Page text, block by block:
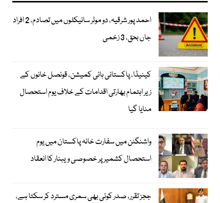
احمد پور شرقیہ، دو موٹر سائیکلوں میں تصادم، 2 افراد
جاں بحق، 3 زخمی
کینیڈا، پاکستانی ہائی کمیشن، قونصل خانوں کے
زیر اہتمام بھارتی اقدامات کے خلاف یوم استحصال
منایا گیا
واشنگٹن میں سفارت خانہ پاکستان میں یوم
استحصال کشمیر پر خصوصی ویبنار کا انعقاد
ججز تقرر، صدر کوئی بھی سمری مسترد کر سکتا ہے،